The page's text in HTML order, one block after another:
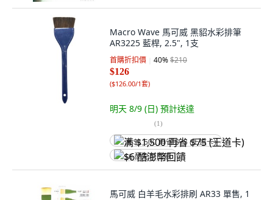
Macro Wave 馬可威 黑貂水彩排筆
AR3225 藍桿, 2.5", 1支
首購折扣價 40%$210
$126
($126.00/1套)
明天 8/9 (日) 預計送達
(1)
满 $1,500 再省 $75 (王道卡)
$6 酷澎幣回饋
馬可威 白羊毛水彩排刷 AR33 單售, 1